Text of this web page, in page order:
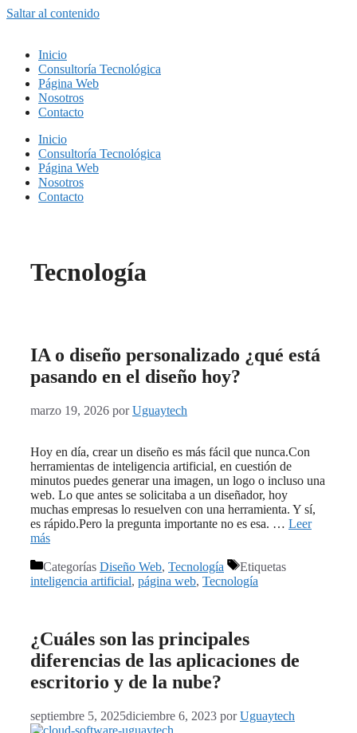
Saltar al contenido
Inicio
Consultoría Tecnológica
Página Web
Nosotros
Contacto
Inicio
Consultoría Tecnológica
Página Web
Nosotros
Contacto
Tecnología
IA o diseño personalizado ¿qué está
pasando en el diseño hoy?
marzo 19, 2026 porUguaytech
Hoy en día, crear un diseño es más fácil que nunca.Con
herramientas de inteligencia artificial, en cuestión de
minutos puedes generar una imagen, un logo o incluso una
web. Lo que antes se solicitaba a un diseñador, hoy
muchas empresas lo resuelven con una herramienta. Y sí,
es rápido.Pero la pregunta importante no es esa. … Leer
más
Categorías Diseño Web, Tecnología
Etiquetas
inteligencia artificial, página web, Tecnología
¿Cuáles son las principales
diferencias de las aplicaciones de
escritorio y de la nube?
septiembre 5, 2025diciembre 6, 2023 porUguaytech